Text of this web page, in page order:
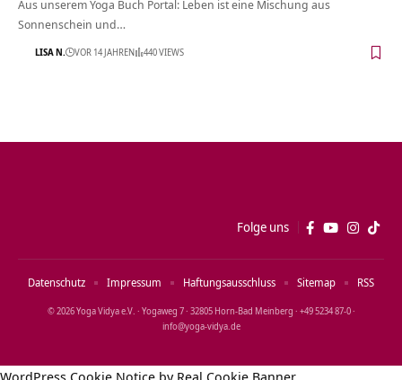
Aus unserem Yoga Buch Portal: Leben ist eine Mischung aus
Sonnenschein und…
LISA N. VOR 14 JAHREN 440 VIEWS
Folge uns
© 2026 Yoga Vidya e.V. · Yogaweg 7 · 32805 Horn‑Bad Meinberg · +49 5234 87‑0 ·
info@yoga‑vidya.de
Datenschutz Impressum Haftungsausschluss Sitemap RSS